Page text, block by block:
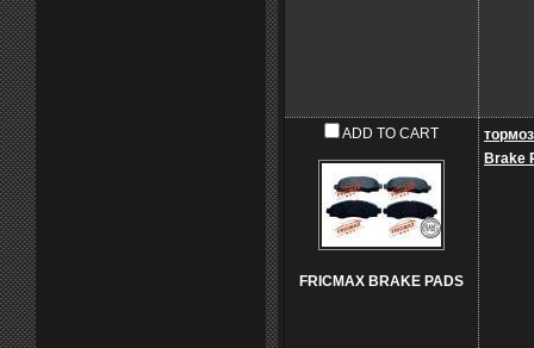
ADD TO CART
FRICMAX BRAKE PADS
Brake